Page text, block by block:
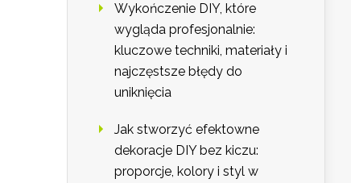
Wykończenie DIY, które
wygląda profesjonalnie:
kluczowe techniki, materiały i
najczęstsze błędy do
uniknięcia
Jak stworzyć efektowne
dekoracje DIY bez kiczu:
proporcje, kolory i styl w